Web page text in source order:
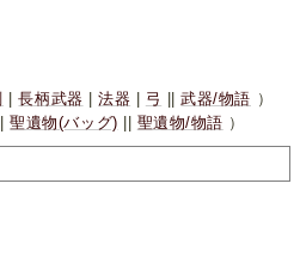
|長柄武器 |法器 弓 ||武器/物語 ）
|聖遺物(バッグ) 聖遺物/物語 ）